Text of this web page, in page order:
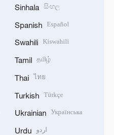
Sinhala සිංහල
Spanish Español
Swahili Kiswahili
Tamil தமிழ்
Thai ไทย
Turkish Türkçe
Ukrainian Українська
Urdu اردو